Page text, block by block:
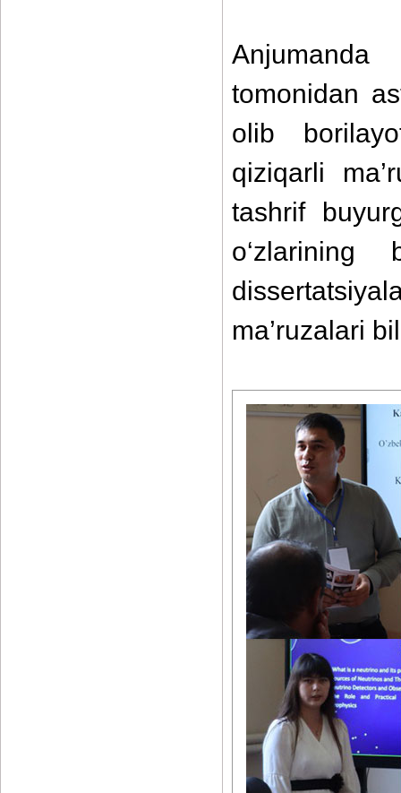
tomonidan
olib
qiziqarli
tashrif
o‘zlarining
ma’ruzalari